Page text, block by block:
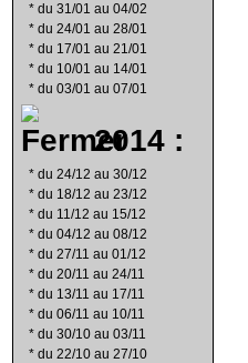
* du 31/01 au 04/02
* du 24/01 au 28/01
* du 17/01 au 21/01
* du 10/01 au 14/01
* du 03/01 au 07/01
2014 :
* du 24/12 au 30/12
* du 18/12 au 23/12
* du 11/12 au 15/12
* du 04/12 au 08/12
* du 27/11 au 01/12
* du 20/11 au 24/11
* du 13/11 au 17/11
* du 06/11 au 10/11
* du 30/10 au 03/11
* du 22/10 au 27/10